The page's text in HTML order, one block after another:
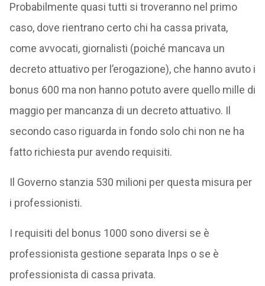
Probabilmente quasi tutti si troveranno nel primo
caso, dove rientrano certo chi ha cassa privata,
come avvocati, giornalisti (poiché mancava un
decreto attuativo per l’erogazione), che hanno avuto i
bonus 600 ma non hanno potuto avere quello mille di
maggio per mancanza di un decreto attuativo. Il
secondo caso riguarda in fondo solo chi non ne ha
fatto richiesta pur avendo requisiti.
Il Governo stanzia 530 milioni per questa misura per
i professionisti.
I requisiti del bonus 1000 sono diversi se è
professionista gestione separata Inps o se è
professionista di cassa privata.